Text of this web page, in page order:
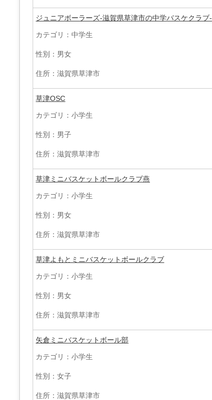
ジュニアボーラーズ-滋賀県草津市の中学バスケクラブ-
カテゴリ：中学生
性別：男女
住所：滋賀県草津市
草津OSC
カテゴリ：小学生
性別：男子
住所：滋賀県草津市
草津ミニバスケットボールクラブ燕
カテゴリ：小学生
性別：男女
住所：滋賀県草津市
草津よもとミニバスケットボールクラブ
カテゴリ：小学生
性別：男女
住所：滋賀県草津市
矢倉ミニバスケットボール部
カテゴリ：小学生
性別：女子
住所：滋賀県草津市